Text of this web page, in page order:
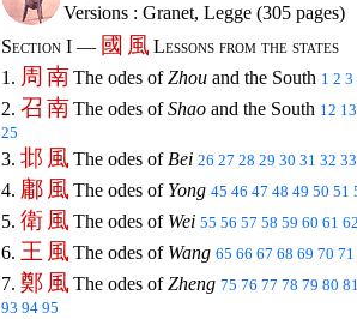
Versions : Granet, Legge (305 pages)
Section I — 國 風 Lessons from the states
1. 周 南The odes ofZhou and the South 1 2 3
2. 召南The odes ofShao and the South 12 13
25
3. 邶 風 The odes of Bei 26 27 28 29 30 31 32 33
4. 鄘 風 The odes of Yong 45 46 47 48 49 50 51
5. 衛 風 The odes of Wei 55 56 57 58 59 60 61 62
6. 王 風 The odes of Wang 65 66 67 68 69 70 71
7. 鄭 風 The odes ofZheng 75 76 77 78 79 80 81
93 94 95